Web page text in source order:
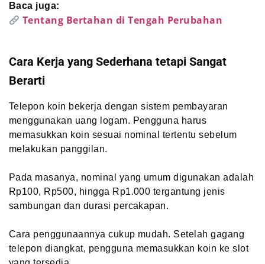
Baca juga:
Tentang Bertahan di Tengah Perubahan
Cara Kerja yang Sederhana tetapi Sangat
Berarti
Telepon koin bekerja dengan sistem pembayaran
menggunakan uang logam. Pengguna harus
memasukkan koin sesuai nominal tertentu sebelum
melakukan panggilan.
Pada masanya, nominal yang umum digunakan adalah
Rp100, Rp500, hingga Rp1.000 tergantung jenis
sambungan dan durasi percakapan.
Cara penggunaannya cukup mudah. Setelah gagang
telepon diangkat, pengguna memasukkan koin ke slot